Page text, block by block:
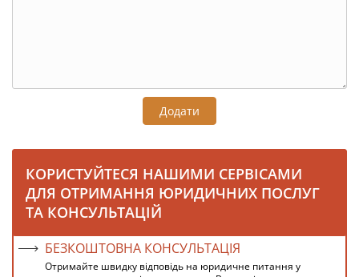
Додати
КОРИСТУЙТЕСЯ НАШИМИ СЕРВІСАМИ
ДЛЯ ОТРИМАННЯ ЮРИДИЧНИХ ПОСЛУГ
ТА КОНСУЛЬТАЦІЙ
БЕЗКОШТОВНА КОНСУЛЬТАЦІЯ
Отримайте швидку відповідь на юридичне питання у